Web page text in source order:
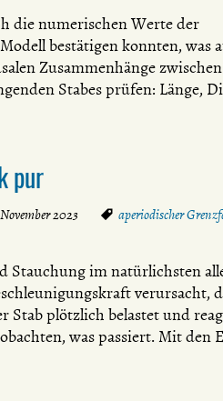
die numerischen Werte der
bestätigen konnten, was
Zusammenhänge
Stabes prüfen: Länge,
pur
2023 aperiodischer
Stauchung im natürlichsten
verursacht,
Stab plötzlich belastet und
was passiert. Mit den